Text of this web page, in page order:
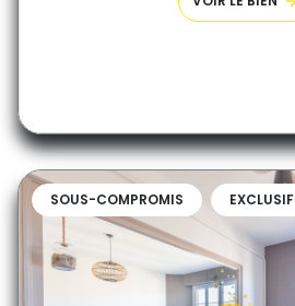
SOUS-COMPROMIS EXCLUSIF